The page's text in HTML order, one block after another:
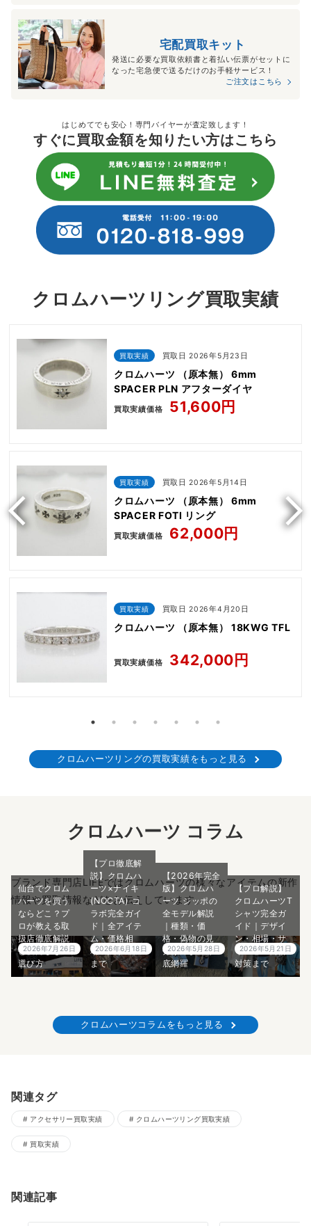
宅配買取キット
発送に必要な買取依頼書と着払い伝票がセットに
なった宅急便で送るだけのお手軽サービス！
ご注文はこちら
はじめてでも安心！専門バイヤーが査定致します！
すぐに買取金額を知りたい方はこちら
クロムハーツリング買取実績
買取実績 買取日 2026年5月23日
クロムハーツ （原本無） 6mm
SPACER PLN アフターダイヤ
買取実績価格 51,600円
買取実績 買取日 2026年5月14日
クロムハーツ （原本無） 6mm
SPACER FOTI リング
買取実績価格 62,000円
買取実績 買取日 2026年4月20日
クロムハーツ （原本無） 18KWG TFL
買取実績価格 342,000円
クロムハーツリングの買取実績をもっと見る
クロムハーツ コラム
ブランド専門店LIFEではクロムハーツの様々なアイテムの新作
情報や買取情報などをお伝えしています。
仙台でクロム
ハーツを買う
ならどこ？プ
ロが教える取
扱店徹底解説
と後悔しない
選び方
2026年7月26日
【プロ徹底解
説】クロムハ
ーツ×ナイキ
(NOCTA) コ
ラボ完全ガイ
ド｜全アイテ
ム・価格相
場・入手方法
まで
2026年6月18日
【2026年完全
版】クロムハ
ーツ ジッポの
全モデル解説
｜種類・価
格・偽物の見
分け方まで徹
底網羅
2026年5月28日
【プロ解説】
クロムハーツT
シャツ完全ガ
イド｜デザイ
ン・相場・サ
イズ感・偽物
対策まで
2026年5月21日
クロムハーツコラムをもっと見る
関連タグ
アクセサリー買取実績 クロムハーツリング買取実績
買取実績
関連記事